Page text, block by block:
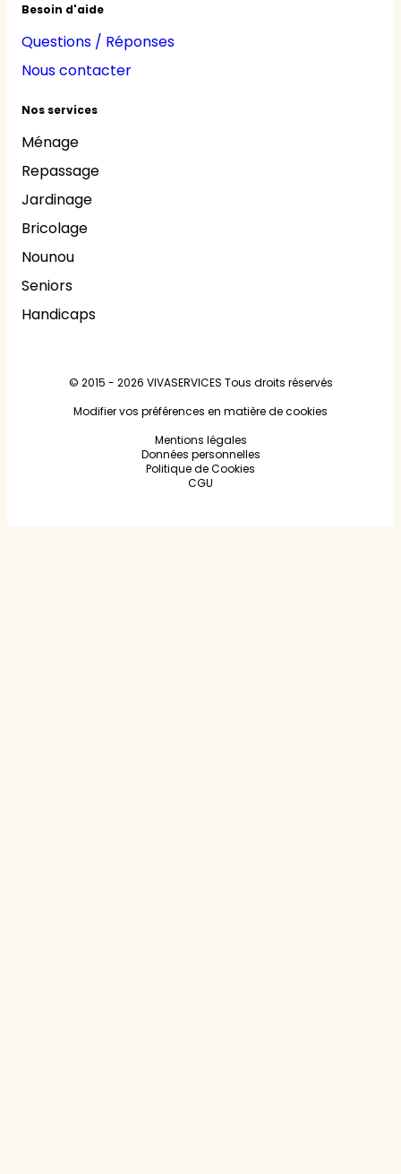
Besoin d'aide
Questions / Réponses
Nous contacter
Nos services
Ménage
Repassage
Jardinage
Bricolage
Nounou
Seniors
Handicaps
© 2015 - 2026 VIVASERVICES Tous droits réservés
Modifier vos préférences en matière de cookies
Mentions légales
Données personnelles
Politique de Cookies
CGU